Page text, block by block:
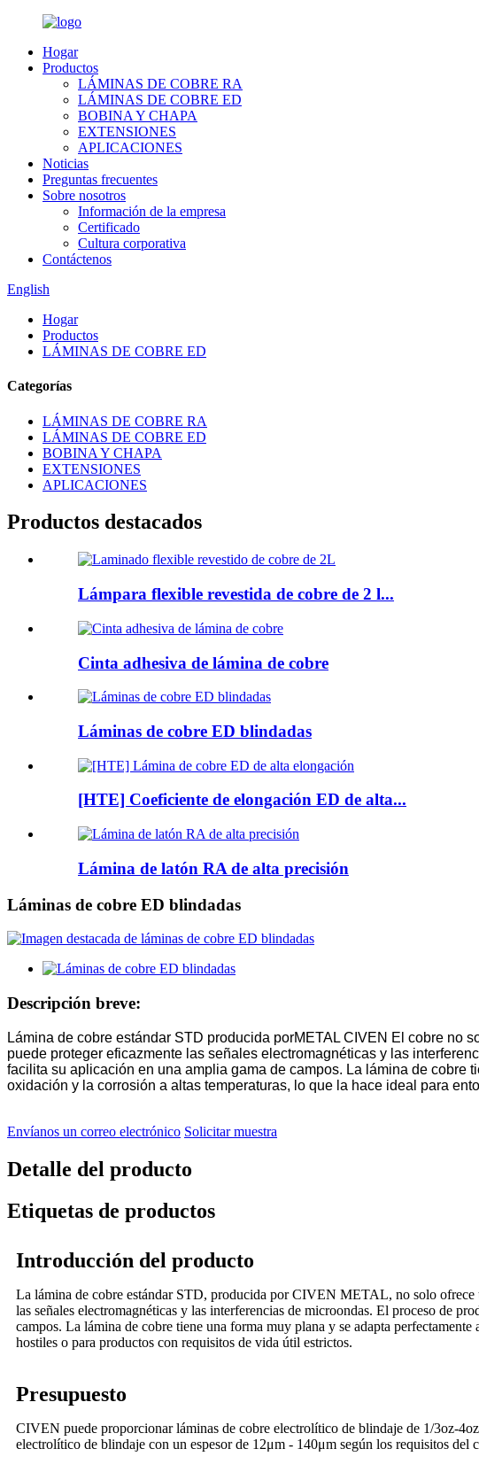
Hogar
Productos
LÁMINAS DE COBRE RA
LÁMINAS DE COBRE ED
BOBINA Y CHAPA
EXTENSIONES
APLICACIONES
Noticias
Preguntas frecuentes
Sobre nosotros
Información de la empresa
Certificado
Cultura corporativa
Contáctenos
English
Hogar
Productos
LÁMINAS DE COBRE ED
Categorías
LÁMINAS DE COBRE RA
LÁMINAS DE COBRE ED
BOBINA Y CHAPA
EXTENSIONES
APLICACIONES
Productos destacados
Lámpara flexible revestida de cobre de 2 l...
Cinta adhesiva de lámina de cobre
Láminas de cobre ED blindadas
[HTE] Coeficiente de elongación ED de alta...
Lámina de latón RA de alta precisión
Láminas de cobre ED blindadas
Descripción breve:
Lámina de cobre estándar STD producida porMETAL CIVEN El cobre no
puede proteger eficazmente las señales electromagnéticas y las
facilita su aplicación en una amplia gama de campos. La lámina de cobre
oxidación y la corrosión a altas temperaturas, lo que la hace ideal para
Envíanos un correo electrónico Solicitar muestra
Detalle del producto
Etiquetas de productos
Introducción del producto
La lámina de cobre estándar STD, producida por CIVEN METAL, no solo ofrece
las señales electromagnéticas y las interferencias de microondas. El proceso de
campos. La lámina de cobre tiene una forma muy plana y se adapta
hostiles o para productos con requisitos de vida útil estrictos.
Presupuesto
CIVEN puede proporcionar láminas de cobre electrolítico de blindaje de 1/3oz-
electrolítico de blindaje con un espesor de 12μm - 140μm según los requisitos